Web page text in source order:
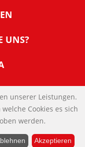
UNS?
unserer Leistungen.
Cookies es sich
werden.
Akzeptieren